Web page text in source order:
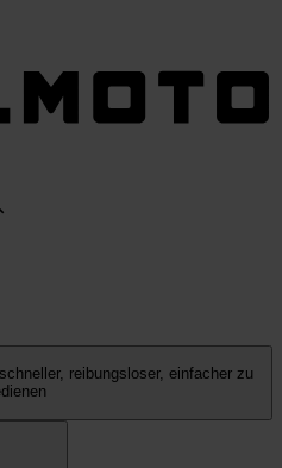
reibungsloser, einfacher zu